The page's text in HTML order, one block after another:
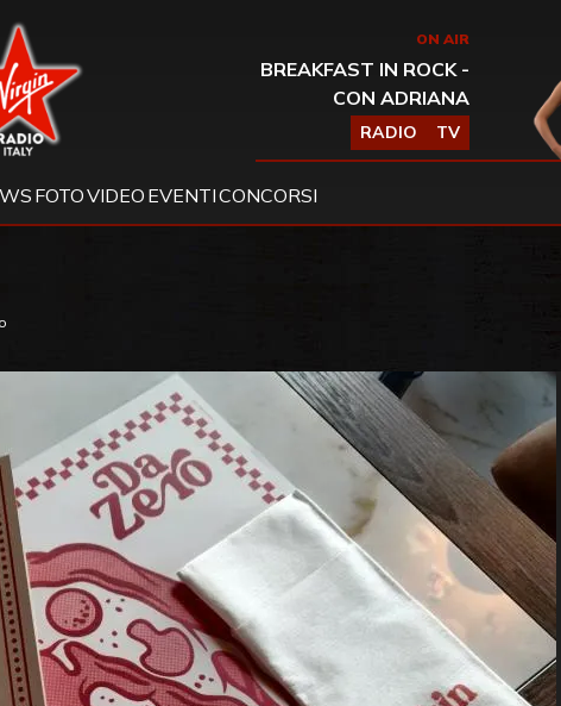
Virgin Radio ON AIR
BREAKFAST IN ROCK -
CON ADRIANA
RADIO TV
FOTOVIDEO EVENTICONCORSI